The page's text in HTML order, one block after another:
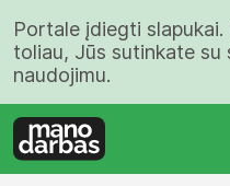
Portale įdiegti slapukai.
toliau, Jūs sutinkate su
naudojimu.